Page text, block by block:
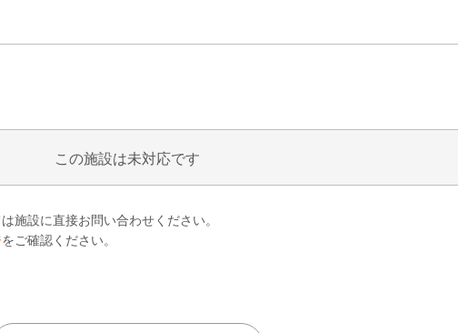
この施設は未対応です
施設に直接お問い合わせください。
をご確認ください。